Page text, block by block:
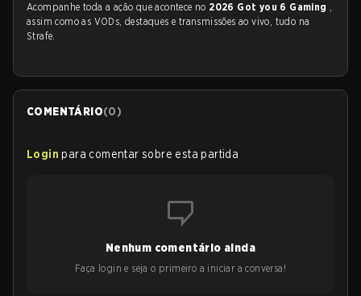
Acompanhe toda a ação que acontece no 2026 Got you 6 Gaming ,
assim como as VODs, destaques e transmissões ao vivo, tudo na
Strafe.
COMENTÁRIO(0)
Login para comentar sobre esta partida
Nenhum comentário ainda
Faça login e seja o primeiro a iniciar a conversa!